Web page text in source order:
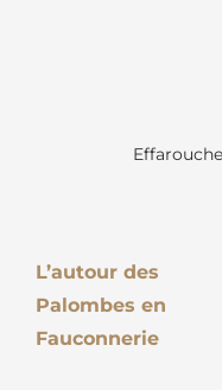
L’autour des
Palombes en
Fauconnerie